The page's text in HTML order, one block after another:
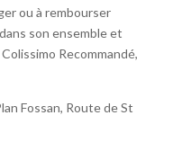
ou à rembourser
son ensemble et
Recommandé,
Fossan, Route de St